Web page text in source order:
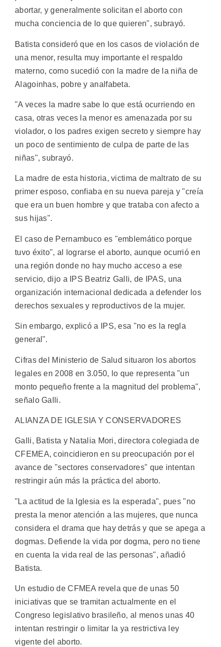
abortar, y generalmente solicitan el aborto con
mucha conciencia de lo que quieren", subrayó.
Batista consideró que en los casos de violación de
una menor, resulta muy importante el respaldo
materno, como sucedió con la madre de la niña de
Alagoinhas, pobre y analfabeta.
"A veces la madre sabe lo que está ocurriendo en
casa, otras veces la menor es amenazada por su
violador, o los padres exigen secreto y siempre hay
un poco de sentimiento de culpa de parte de las
niñas", subrayó.
La madre de esta historia, victima de maltrato de su
primer esposo, confiaba en su nueva pareja y "creía
que era un buen hombre y que trataba con afecto a
sus hijas".
El caso de Pernambuco es "emblemático porque
tuvo éxito", al lograrse el aborto, aunque ocurrió en
una región donde no hay mucho acceso a ese
servicio, dijo a IPS Beatriz Galli, de IPAS, una
organización internacional dedicada a defender los
derechos sexuales y reproductivos de la mujer.
Sin embargo, explicó a IPS, esa "no es la regla
general".
Cifras del Ministerio de Salud situaron los abortos
legales en 2008 en 3.050, lo que representa "un
monto pequeño frente a la magnitud del problema",
señalo Galli.
ALIANZA DE IGLESIA Y CONSERVADORES
Galli, Batista y Natalia Mori, directora colegiada de
CFEMEA, coincidieron en su preocupación por el
avance de "sectores conservadores" que intentan
restringir aún más la práctica del aborto.
"La actitud de la Iglesia es la esperada", pues "no
presta la menor atención a las mujeres, que nunca
considera el drama que hay detrás y que se apega a
dogmas. Defiende la vida por dogma, pero no tiene
en cuenta la vida real de las personas", añadió
Batista.
Un estudio de CFMEA revela que de unas 50
iniciativas que se tramitan actualmente en el
Congreso legislativo brasileño, al menos unas 40
intentan restringir o limitar la ya restrictiva ley
vigente del aborto.